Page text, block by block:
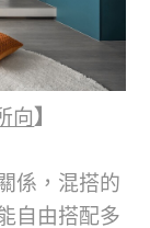
向】
係，混搭的
自由搭配多